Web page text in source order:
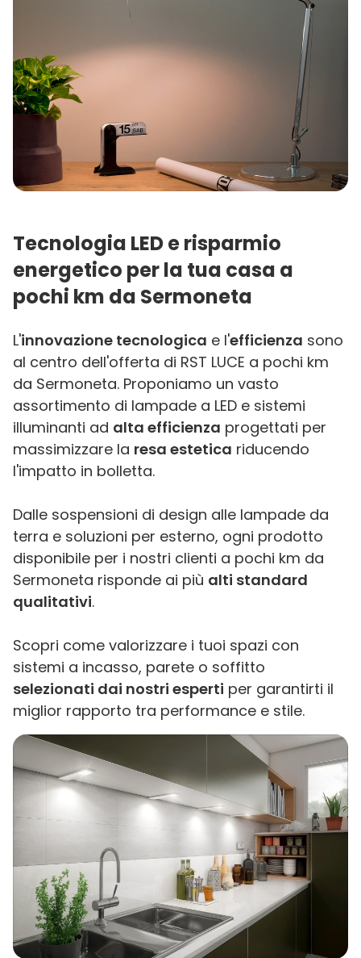
Tecnologia LED e risparmio
energetico per la tua casa a
pochi km da Sermoneta
L'innovazione tecnologica e l'efficienza sono
al centro dell'offerta di RST LUCE a pochi km
da Sermoneta. Proponiamo un vasto
assortimento di lampade a LED e sistemi
illuminanti ad alta efficienza progettati per
massimizzare la resa estetica riducendo
l'impatto in bolletta.
Dalle sospensioni di design alle lampade da
terra e soluzioni per esterno, ogni prodotto
disponibile per i nostri clienti a pochi km da
Sermoneta risponde ai più alti standard
qualitativi.
Scopri come valorizzare i tuoi spazi con
sistemi a incasso, parete o soffitto
selezionati dai nostri esperti per garantirti il
miglior rapporto tra performance e stile.